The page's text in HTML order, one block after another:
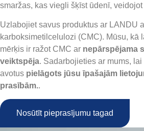
smaržas, kas viegli šķīst ūdenī,
Uzlabojiet savus produktus ar LANDU
karboksimetilcelulozi (CMC). Mūsu, kā
mērķis ir ražot CMC ar nepārspējama
veiktspēja. Sadarbojieties ar mums,
avotus pielāgots jūsu īpašajām
prasībām..
Nosūtīt pieprasījumu tagad